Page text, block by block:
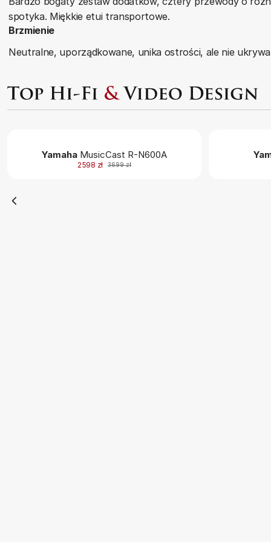
spotyka. Miękkie etui transportowe.
Brzmienie
Neutralne, uporządkowane, unika ostrości, ale nie
Yamaha MusicCast R-N600A
2598 zł 3699 zł